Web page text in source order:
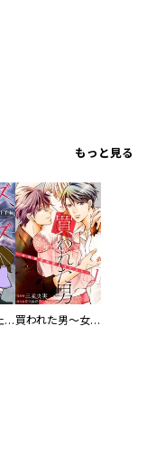
もっと見る
満タサレズ、止メラレズ 買われた男～女性限定快感セラピスト～【描き下ろしおまけ付き特装版】